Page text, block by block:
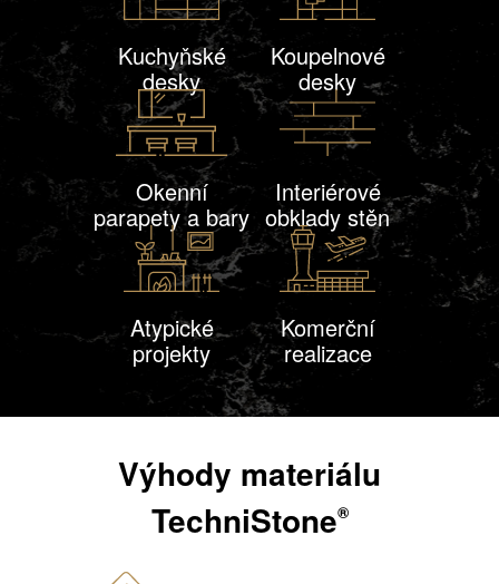
Kuchyňské
desky
Koupelnové
desky
Okenní
parapety a bary
Interiérové
obklady stěn
Atypické
projekty
Komerční
realizace
Výhody materiálu
TechniStone®